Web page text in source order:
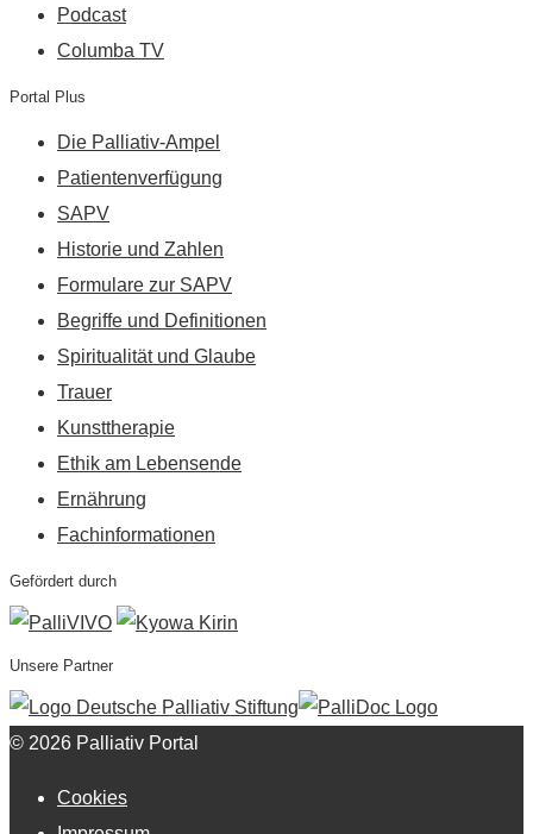
Podcast
Columba TV
Portal Plus
Die Palliativ-Ampel
Patientenverfügung
SAPV
Historie und Zahlen
Formulare zur SAPV
Begriffe und Definitionen
Spiritualität und Glaube
Trauer
Kunsttherapie
Ethik am Lebensende
Ernährung
Fachinformationen
Gefördert durch
Unsere Partner
© 2026 Palliativ Portal
Cookies